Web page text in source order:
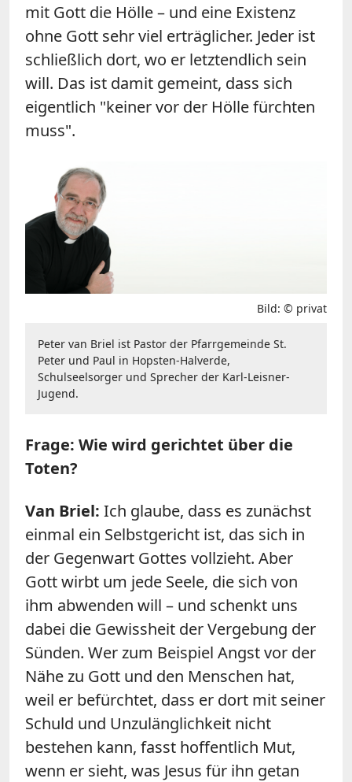
mit Gott die Hölle – und eine Existenz
ohne Gott sehr viel erträglicher. Jeder ist
schließlich dort, wo er letztendlich sein
will. Das ist damit gemeint, dass sich
eigentlich "keiner vor der Hölle fürchten
muss".
Bild: © privat
Peter van Briel ist Pastor der Pfarrgemeinde St.
Peter und Paul in Hopsten-Halverde,
Schulseelsorger und Sprecher der Karl-Leisner-
Jugend.
Frage: Wie wird gerichtet über die
Toten?
Van Briel: Ich glaube, dass es zunächst
einmal ein Selbstgericht ist, das sich in
der Gegenwart Gottes vollzieht. Aber
Gott wirbt um jede Seele, die sich von
ihm abwenden will – und schenkt uns
dabei die Gewissheit der Vergebung der
Sünden. Wer zum Beispiel Angst vor der
Nähe zu Gott und den Menschen hat,
weil er befürchtet, dass er dort mit seiner
Schuld und Unzulänglichkeit nicht
bestehen kann, fasst hoffentlich Mut,
wenn er sieht, was Jesus für ihn getan